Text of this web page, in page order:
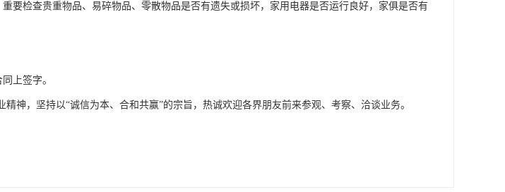
要检查贵重物品、易碎物品、零散物品是否有遗失或损坏，家用电器是否运行良好，家俱是否有
上签字。
神，坚持以“诚信为本、合和共赢”的宗旨，热诚欢迎各界朋友前来参观、考察、洽谈业务。